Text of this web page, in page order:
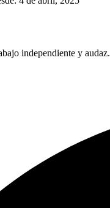
independiente y audaz.